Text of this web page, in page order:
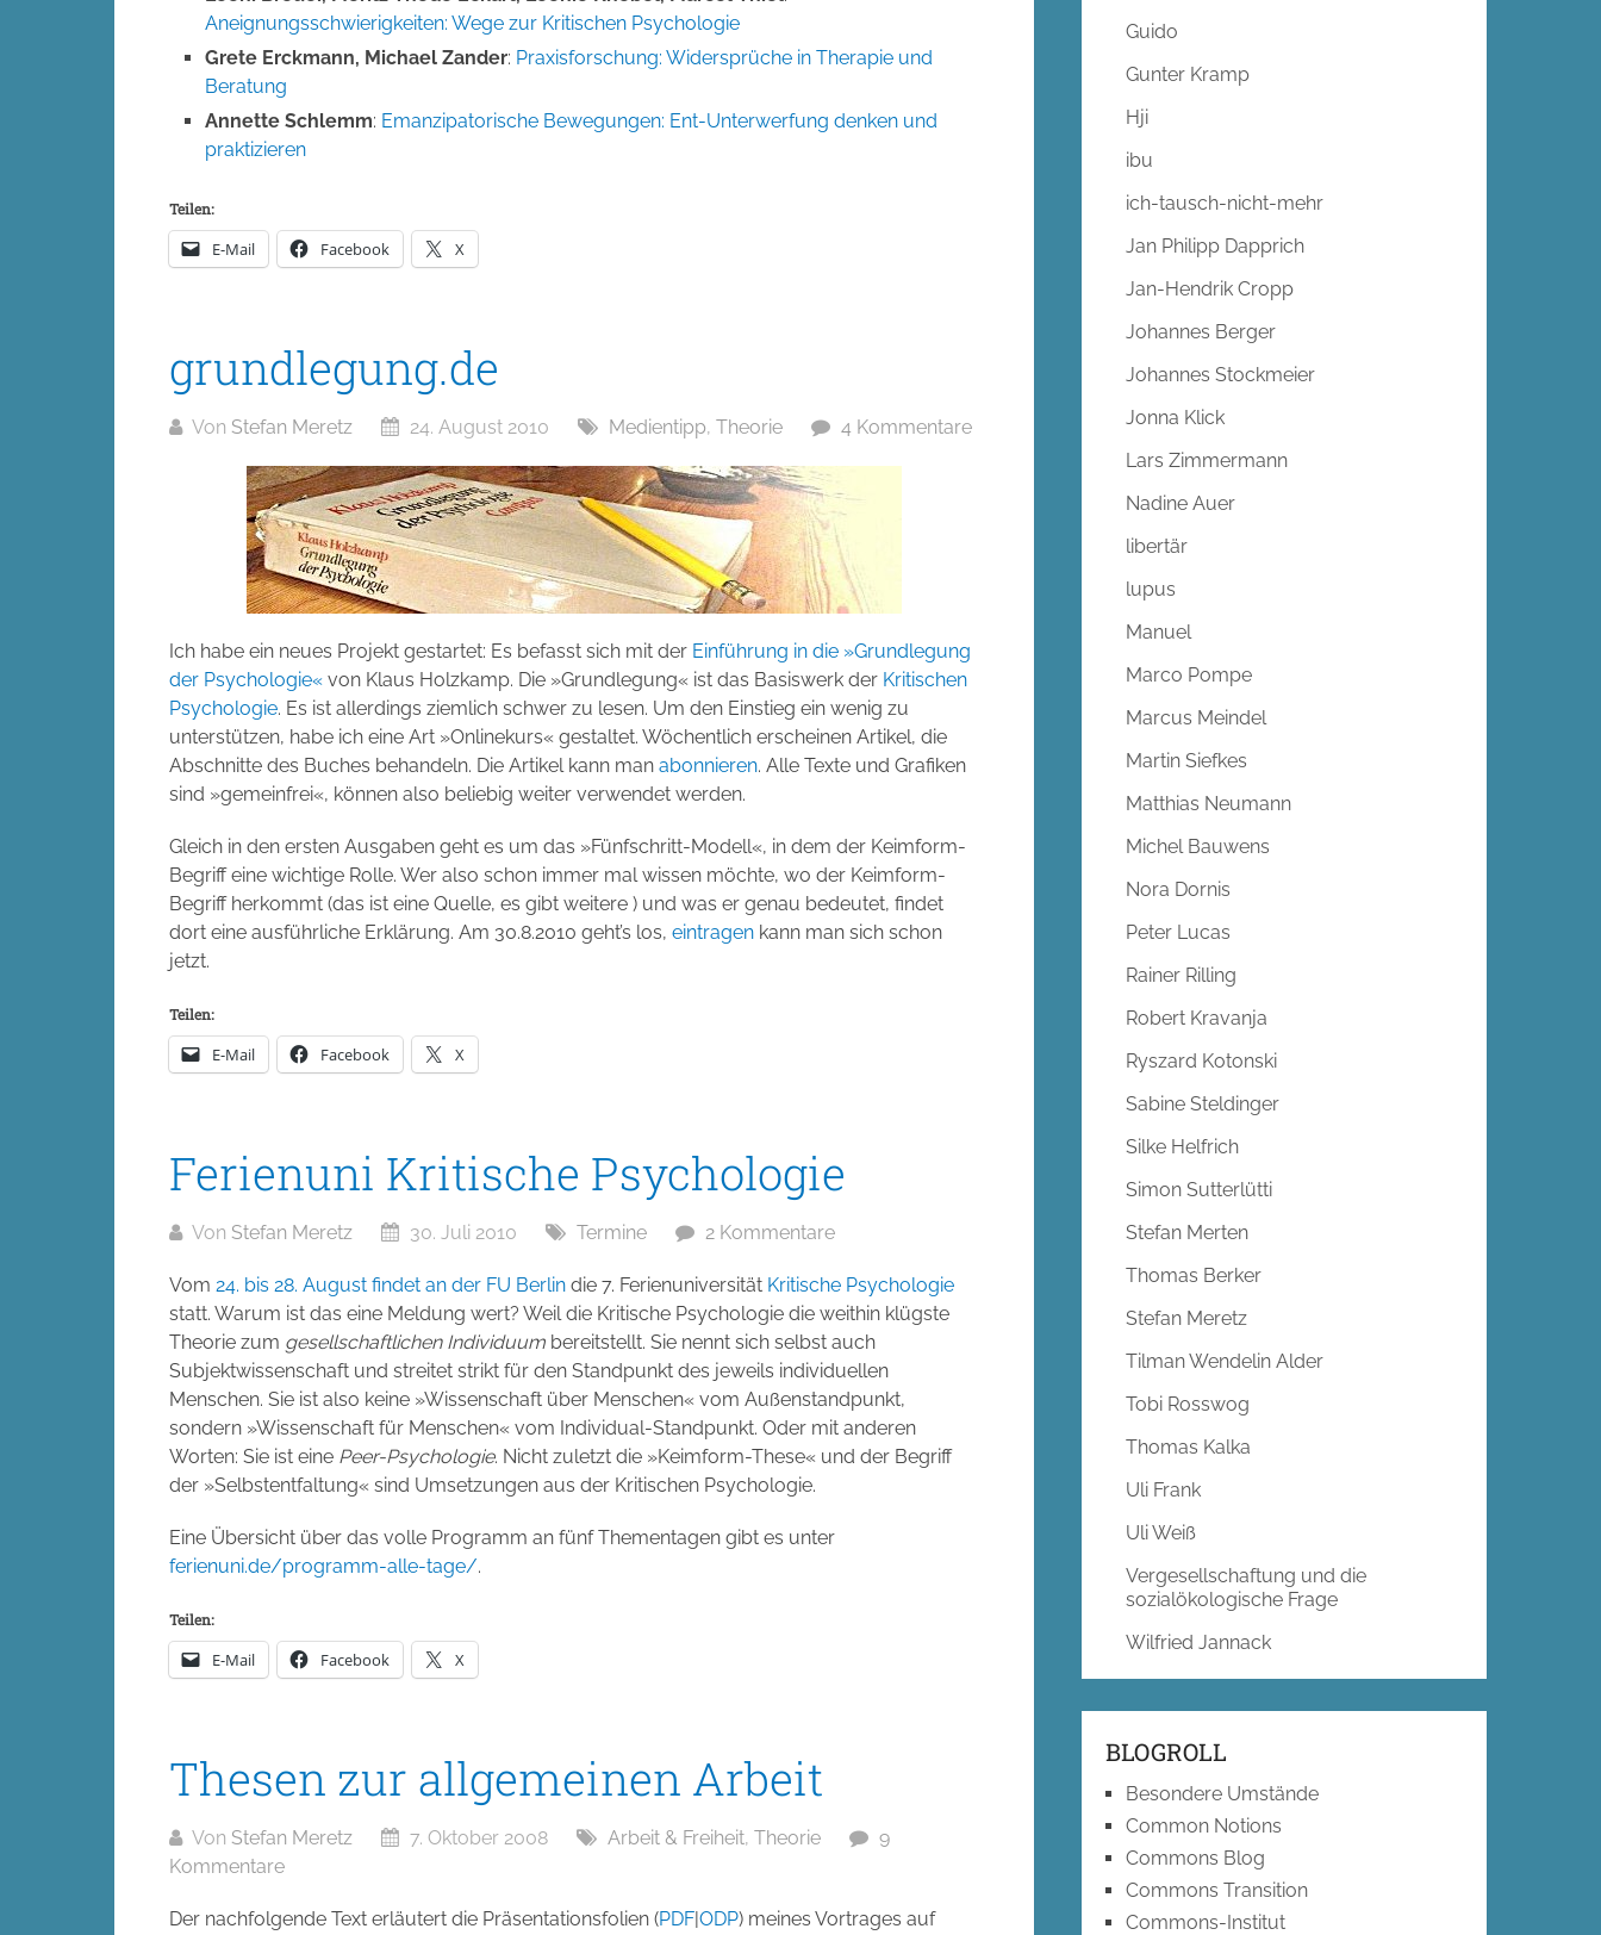
Aneignungsschwierigkeiten: Wege zur Kritischen Psychologie
Grete Erckmann, Michael Zander: Praxisforschung: Widersprüche in Therapie und
Beratung
Annette Schlemm: Emanzipatorische Bewegungen: Ent-Unterwerfung denken und
praktizieren
Teilen:
E-Mail Facebook X
grundlegung.de
Von Stefan Meretz 24. August 2010 Medientipp, Theorie 4 Kommentare
Ich habe ein neues Projekt gestartet: Es befasst sich mit der Einführung in die »Grundlegung
der Psychologie« von Klaus Holzkamp. Die »Grundlegung« ist das Basiswerk der Kritischen
Psychologie. Es ist allerdings ziemlich schwer zu lesen. Um den Einstieg ein wenig zu
unterstützen, habe ich eine Art »Onlinekurs« gestaltet. Wöchentlich erscheinen Artikel, die
Abschnitte des Buches behandeln. Die Artikel kann man abonnieren. Alle Texte und Grafiken
sind »gemeinfrei«, können also beliebig weiter verwendet werden.
Gleich in den ersten Ausgaben geht es um das »Fünfschritt-Modell«, in dem der Keimform-
Begriff eine wichtige Rolle. Wer also schon immer mal wissen möchte, wo der Keimform-
Begriff herkommt (das ist eine Quelle, es gibt weitere ) und was er genau bedeutet, findet
dort eine ausführliche Erklärung. Am 30.8.2010 geht’s los, eintragen kann man sich schon
jetzt.
Teilen:
E-Mail Facebook X
Ferienuni Kritische Psychologie
Von Stefan Meretz 30. Juli 2010 Termine 2 Kommentare
Vom 24. bis 28. August findet an der FU Berlin die 7. Ferienuniversität Kritische Psychologie
statt. Warum ist das eine Meldung wert? Weil die Kritische Psychologie die weithin klügste
Theorie zum gesellschaftlichen Individuum bereitstellt. Sie nennt sich selbst auch
Subjektwissenschaft und streitet strikt für den Standpunkt des jeweils individuellen
Menschen. Sie ist also keine »Wissenschaft über Menschen« vom Außenstandpunkt,
sondern »Wissenschaft für Menschen« vom Individual-Standpunkt. Oder mit anderen
Worten: Sie ist eine Peer-Psychologie. Nicht zuletzt die »Keimform-These« und der Begriff
der »Selbstentfaltung« sind Umsetzungen aus der Kritischen Psychologie.
Eine Übersicht über das volle Programm an fünf Thementagen gibt es unter
ferienuni.de/programm-alle-tage/.
Teilen:
E-Mail Facebook X
Thesen zur allgemeinen Arbeit
Von Stefan Meretz 7. Oktober 2008 Arbeit & Freiheit, Theorie
9
Kommentare
Der nachfolgende Text erläutert die Präsentationsfolien (PDF|ODP) meines Vortrages auf
Guido
Gunter Kramp
Hji
ibu
ich-tausch-nicht-mehr
Jan Philipp Dapprich
Jan-Hendrik Cropp
Johannes Berger
Johannes Stockmeier
Jonna Klick
Lars Zimmermann
Nadine Auer
libertär
lupus
Manuel
Marco Pompe
Marcus Meindel
Martin Siefkes
Matthias Neumann
Michel Bauwens
Nora Dornis
Peter Lucas
Rainer Rilling
Robert Kravanja
Ryszard Kotonski
Sabine Steldinger
Silke Helfrich
Simon Sutterlütti
Stefan Merten
Thomas Berker
Stefan Meretz
Tilman Wendelin Alder
Tobi Rosswog
Thomas Kalka
Uli Frank
Uli Weiß
Vergesellschaftung und die
sozialökologische Frage
Wilfried Jannack
BLOGROLL
Besondere Umstände
Common Notions
Commons Blog
Commons Transition
Commons-Institut